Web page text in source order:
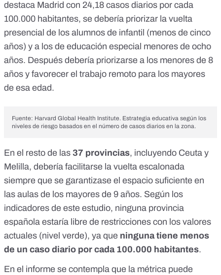
destaca Madrid con 24,18 casos diarios por cada
100.000 habitantes, se debería priorizar la vuelta
presencial de los alumnos de infantil (menos de cinco
años) y a los de educación especial menores de ocho
años. Después debería priorizarse a los menores de 8
años y favorecer el trabajo remoto para los mayores
de esa edad.
Fuente: Harvard Global Health Institute. Estrategia educativa según los
niveles de riesgo basados en el número de casos diarios en la zona.
En el resto de las 37 provincias, incluyendo Ceuta y
Melilla, debería facilitarse la vuelta escalonada
siempre que se garantizase el espacio suficiente en
las aulas de los mayores de 9 años. Según los
indicadores de este estudio, ninguna provincia
española estaría libre de restricciones con los valores
actuales (nivel verde), ya que ninguna tiene menos
de un caso diario por cada 100.000 habitantes.
En el informe se contempla que la métrica puede